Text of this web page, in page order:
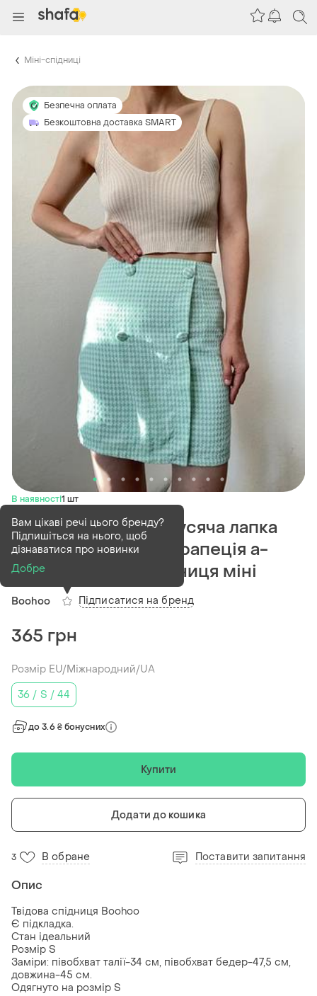
Міні-спідниці
Безпечна оплата
Безкоштовна доставка SMART
В наявності1 шт
Коротка спідниця гусяча лапка
спідниця на запах трапеція а-
силует зелена спідниця міні
Boohoo
Вам цікаві речі цього бренду?
Підпишіться на нього, щоб
дізнаватися про новинки
Добре
Підписатися на бренд
365 грн
Розмір EU/Міжнародний/UA
36 / S / 44
до 3.6 ₴ бонусних
Купити
Додати до кошика
3 В обране Поставити запитання
Опис
Твідова спідниця Boohoo
Є підкладка.
Стан ідеальний
Розмір S
Заміри: півобхват талії-34 см, півобхват бедер-47,5 см,
довжина-45 см.
Одягнуто на розмір S